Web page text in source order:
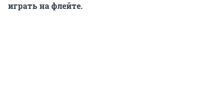
играть на флейте.